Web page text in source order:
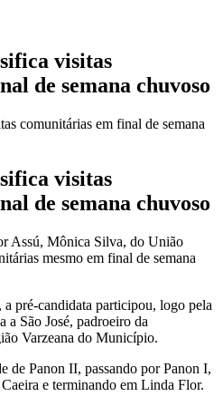
visitas
de semana chuvoso
visitas
de semana chuvoso
Assú, Mônica Silva, do União
mesmo em final de semana
pré-candidata participou, logo pela
a São José, padroeiro da
Varzeana do Município.
de Panon II, passando por Panon I,
e terminando em Linda Flor.